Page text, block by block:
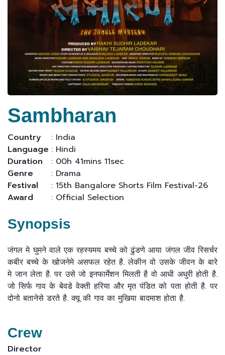
Sambharan
Country
: India
Language : Hindi
Duration
: 00h 41mins 11sec
Genre
: Drama
Festival
: 15th Bangalore Shorts Film Festival-26
Award
: Official Selection
Synopsis
जंगल मे घुमने वाले एक रहस्यमय बच्चे को ढुंडणे आया जंगल जीव रिसर्चर
कबीर बच्चे के खोजनेमे असफल रहेत है. लेकीन वो उसके जीवन के बारे
मे जान लेता है. पर उसे जो इनफार्मेशन मिलती है वो आधी अधुरी होती है.
जो सिर्फ गाव के बेवडे वेक्ती हरिया और मृत पंडित को पता होती है. पर
दोनो बतानेसे डरते है. क्यू की गाव का मुखिया बादमाश होता है.
Crew
Director